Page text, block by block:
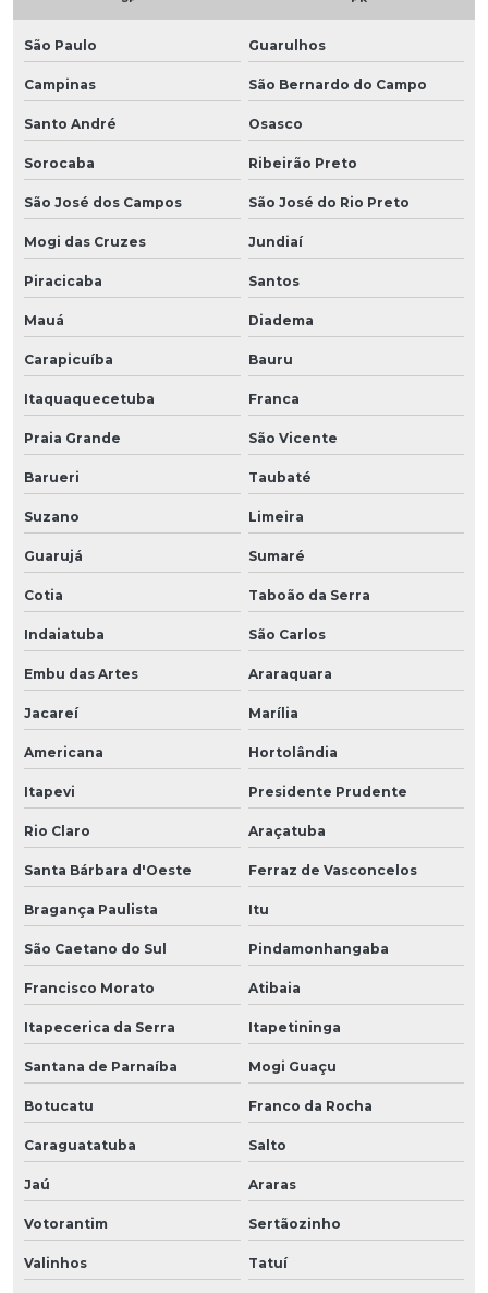
São Paulo Guarulhos
Campinas São Bernardo do Campo
Santo André Osasco
Sorocaba Ribeirão Preto
São José dos Campos São José do Rio Preto
Mogi das Cruzes Jundiaí
Piracicaba Santos
Mauá Diadema
Carapicuíba Bauru
Itaquaquecetuba Franca
Praia Grande São Vicente
Barueri Taubaté
Suzano Limeira
Guarujá Sumaré
Cotia Taboão da Serra
Indaiatuba São Carlos
Embu das Artes Araraquara
Jacareí Marília
Americana Hortolândia
Itapevi Presidente Prudente
Rio Claro Araçatuba
Santa Bárbara d'Oeste Ferraz de Vasconcelos
Bragança Paulista Itu
São Caetano do Sul Pindamonhangaba
Francisco Morato Atibaia
Itapecerica da Serra Itapetininga
Santana de Parnaíba Mogi Guaçu
Botucatu Franco da Rocha
Caraguatatuba Salto
Jaú Araras
Votorantim Sertãozinho
Valinhos Tatuí